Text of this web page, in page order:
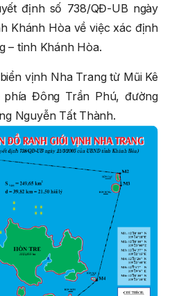
định số 738/QĐ-UB ngày
Khánh Hòa về việc xác định
– tỉnh Khánh Hòa.
vịnh Nha Trang từ Mũi Kê
Đông Trần Phú, đường
Nguyễn Tất Thành.